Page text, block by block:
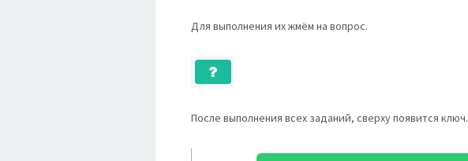
Для выполнения их жмём на вопрос.
После выполнения всех заданий, сверху появится ключ.